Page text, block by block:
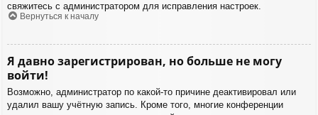
свяжитесь с администратором для исправления настроек.
Вернуться к началу
Я давно зарегистрирован, но больше не могу
войти!
Возможно, администратор по какой-то причине деактивировал или
удалил вашу учётную запись. Кроме того, многие конференции